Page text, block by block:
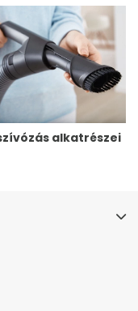
alkatrészei